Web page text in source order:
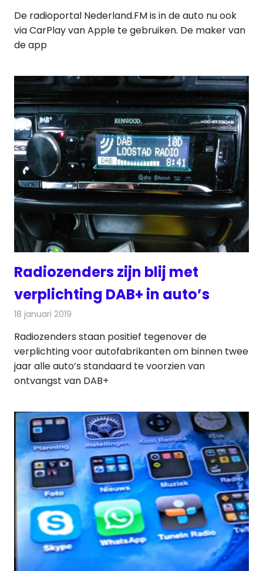
De radioportal Nederland.FM is in de auto nu ook
via CarPlay van Apple te gebruiken. De maker van
de app
Radiozenders zijn blij met
verplichting DAB+ in auto’s
18 januari 2019
Radiozenders staan positief tegenover de
verplichting voor autofabrikanten om binnen twee
jaar alle auto’s standaard te voorzien van
ontvangst van DAB+